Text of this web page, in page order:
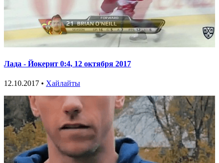
Лада - Йокерит 0:4, 12 октября 2017
12.10.2017 • Хайлайты